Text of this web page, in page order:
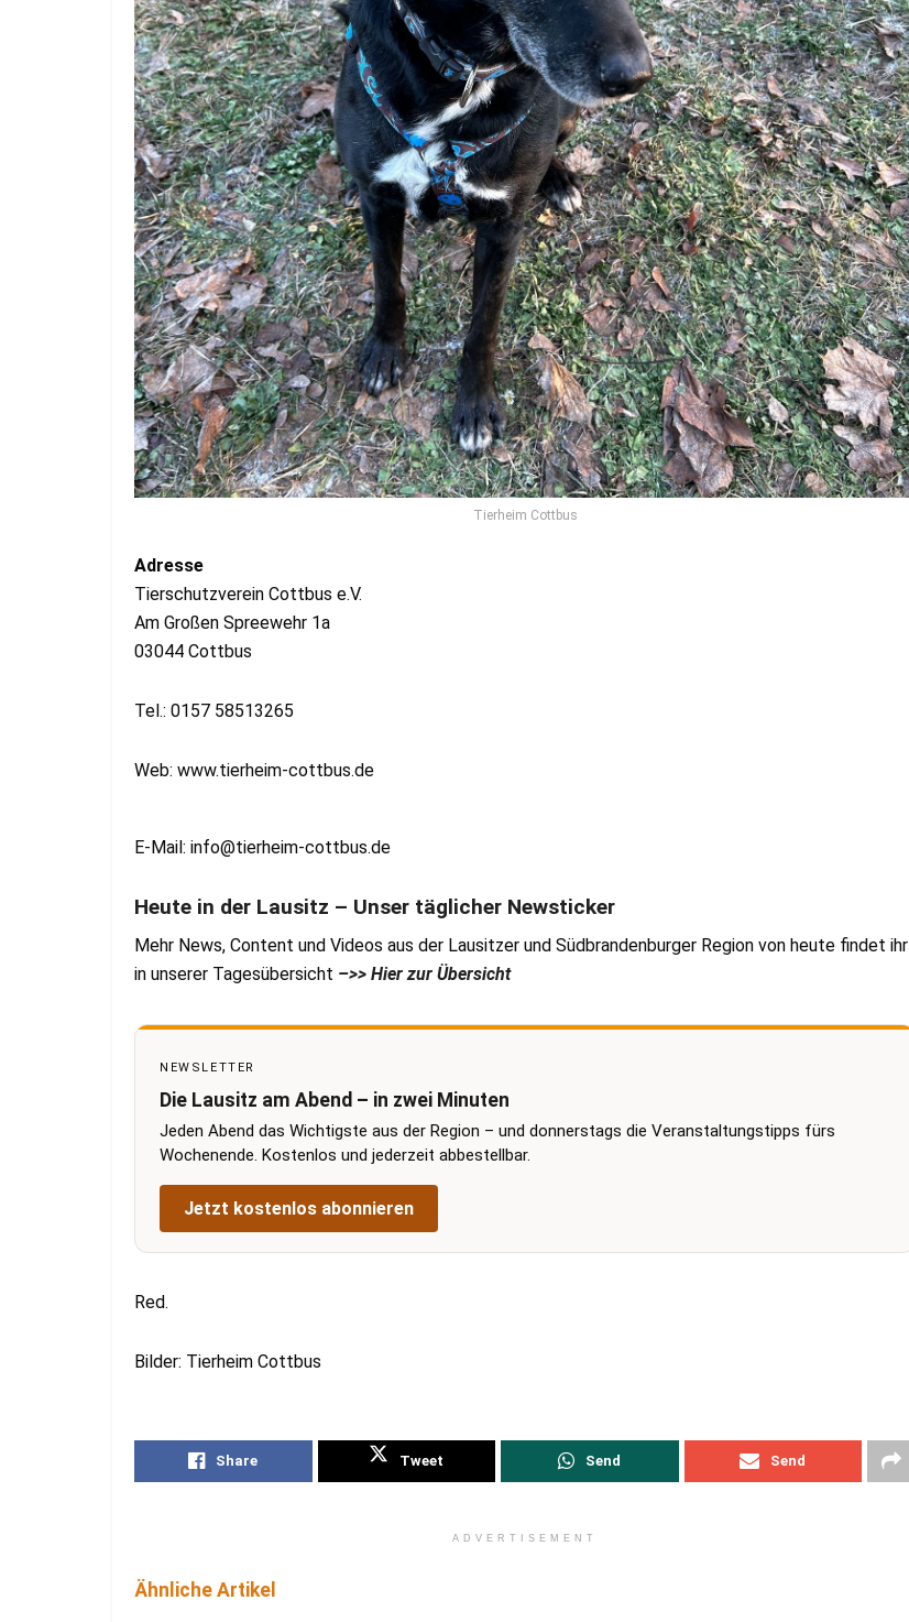
Tierheim Cottbus
Adresse
Tierschutzverein Cottbus e.V.
Am Großen Spreewehr 1a
03044 Cottbus
Tel.: 0157 58513265
Web: www.tierheim-cottbus.de
E-Mail: info@tierheim-cottbus.de
Heute in der Lausitz – Unser täglicher Newsticker
Mehr News, Content und Videos aus der Lausitzer und Südbrandenburger Region von heute findet ihr
in unserer Tagesübersicht –>> Hier zur Übersicht
NEWSLETTER
Die Lausitz am Abend – in zwei Minuten
Jeden Abend das Wichtigste aus der Region – und donnerstags die Veranstaltungstipps fürs
Wochenende. Kostenlos und jederzeit abbestellbar.
Jetzt kostenlos abonnieren
Red.
Bilder: Tierheim Cottbus
Share Tweet Send Send
ADVERTISEMENT
Ähnliche Artikel